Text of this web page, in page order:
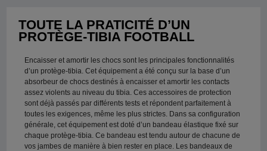
TOUTE LA PRATICITÉ D’UN
PROTÈGE-TIBIA FOOTBALL
Encaisser et amortir les chocs sont les principales fonctionnalités
d’un protège-tibia. Cet équipement a été conçu sur la base d’un
absorbeur de chocs destinés à encaisser et amortir les contacts
assez violents au niveau du tibia. Ces accessoires de protection
sont déjà passés par différents tests et répondent parfaitement à
toutes les exigences, même les plus strictes. Dans sa configuration
générale, cet équipement est doté d’un bandeau élastique fixé sur
chaque protège-tibia. Ce bandeau est tendu autour de chacune de
vos jambes de manière à bien rester en place. Les bandeaux de